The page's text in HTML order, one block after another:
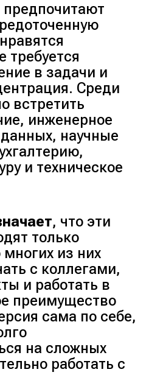
требуется
в задачи и
Среди
встретить
инженерное
научные
и техническое
, что эти
только
из них
с коллегами,
и работать в
преимущество
сама по себе,
на сложных
работать с